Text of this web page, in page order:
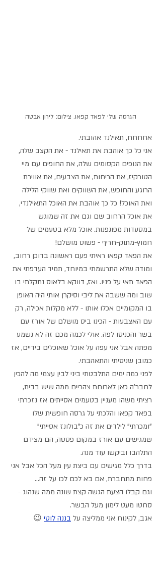
הגרסה שלי לפאד קפאו. צילום: לירון אבטה
אחחחח, תאילנד אהובתי.
אני כל כך אוהבת את תאילנד - את הקצב שלה,
את הנופים הקסומים שלה, את החופים עם מיי
הטורקיז, את הריחות, את הצבעים, את אווירת
הרוגע והחופש, את השווקים ואת שווקי הלילה
ואת האוכל! כל כך אוהבת את האוכל התאילנדי,
את אוכל הרחוב שם וגם את זה שמוגש
במסעדות מפונפנות. אוכל מלא בטעמים של
חמוץ-מתוק-חריף - פשוט מושלם!
את הפאד קפאו ראיתי פעם ראשונה בדוכן רחוב,
ומודה שלא התרשמתי במיוחד, תמיד העדפתי את
הפאד תאי על פניו. ואז, דווקא בלאוס נתקלתי בו
שוב ומה ששבה את ליבי וסיקרן אותי היה האופן
בו המקומיים אכלו אותו - ללא מקלות אכילה, רק
עם האצבעות - הכינו ביס מושלם של אורז עם
בשר והכניסו לפה. אולי לכמה מכם זה לא נשמע
מפתה אבל אני עפה על אוכל שאוכלים בידיים, אז
כמובן שניסיתי והתאהבתי.
לפני כמה ימים התלבטתי ביני לבין עצמי מה להכין
לחבר'ה כאן לארוחת צהריים ממה שיש בבית,
רציתי משהו מעניין בטעמים אסייתים אז נזכרתי
בפאד קפאו והלכתי על גרסה חופשית שלו
"ומכרתי" לילדים את זה כ"בולונז אסייתי"
שמגישים עם אורז במקום פסטה, הם מצידם
התלהבו וביקשו עוד מנה.
בדרך כלל מגישים עם ביצת עין מעל הכל אבל אני
פחות מתחברת, אם בא לכם לכו על זה...
וגם קבלו הצעת הגשה קצת שונה ממה שנהוג -
סחטו מעט לימון מעל הבשר.
אגב, לקינוח אני ממליצה על בננה לוטי 😉